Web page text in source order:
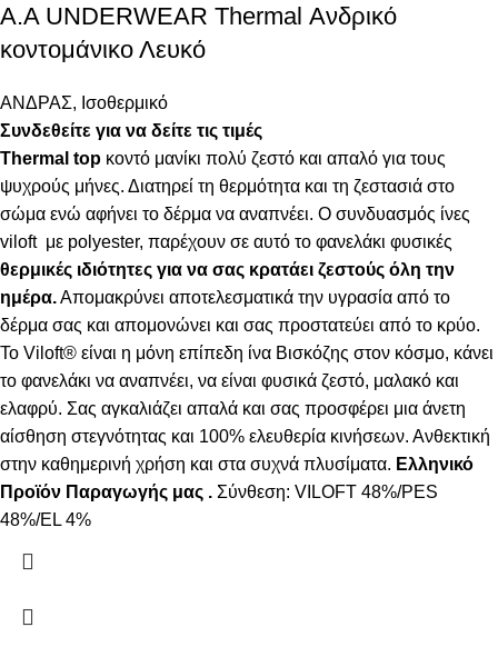
Α.A UNDERWEAR Thermal Ανδρικό
κοντομάνικο Λευκό
ΑΝΔΡΑΣ, Ισοθερμικό
Συνδεθείτε για να δείτε τις τιμές
Thermal top κοντό μανίκι πολύ ζεστό και απαλό για τους
ψυχρούς μήνες. Διατηρεί τη θερμότητα και τη ζεστασιά στο
σώμα ενώ αφήνει το δέρμα να αναπνέει. Ο συνδυασμός ίνες
viloft με polyester, παρέχουν σε αυτό το φανελάκι φυσικές
θερμικές ιδιότητες για να σας κρατάει ζεστούς όλη την
ημέρα.Απομακρύνει αποτελεσματικά την υγρασία από το
δέρμα σας και απομονώνει και σας προστατεύει από το κρύο.
Το Viloft® είναι η μόνη επίπεδη ίνα Βισκόζης στον κόσμο, κάνει
το φανελάκι να αναπνέει, να είναι φυσικά ζεστό, μαλακό και
ελαφρύ. Σας αγκαλιάζει απαλά και σας προσφέρει μια άνετη
αίσθηση στεγνότητας και 100% ελευθερία κινήσεων. Ανθεκτική
στην καθημερινή χρήση και στα συχνά πλυσίματα. Ελληνικό
Προϊόν Παραγωγής μας . Σύνθεση: VILOFT 48%/PES
48%/EL 4%